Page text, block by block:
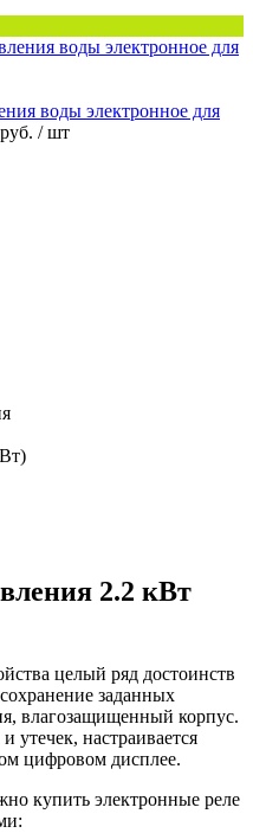
воды электронное для
/ шт
2.2 кВт
целый ряд достоинств
заданных
влагозащищенный корпус.
утечек, настраивается
цифровом дисплее.
купить электронные реле